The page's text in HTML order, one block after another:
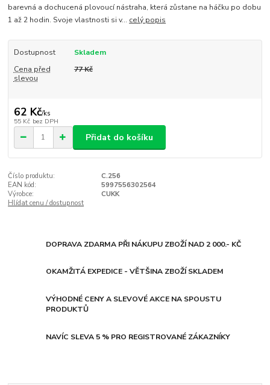
barevná a dochucená plovoucí nástraha, která zůstane na háčku po dobu
1 až 2 hodin. Svoje vlastnosti si v... celý popis
Dostupnost
Skladem
Cena před
slevou
77 Kč
62 Kč/ks
55 Kč bez DPH
Přidat do košíku
Číslo produktu:
C.256
EAN kód:
5997556302564
Výrobce:
CUKK
Hlídat cenu / dostupnost
DOPRAVA ZDARMA PŘI NÁKUPU ZBOŽÍ NAD 2 000.- KČ
OKAMŽITÁ EXPEDICE - VĚTŠINA ZBOŽÍ SKLADEM
VÝHODNÉ CENY A SLEVOVÉ AKCE NA SPOUSTU
PRODUKTŮ
NAVÍC SLEVA 5 % PRO REGISTROVANÉ ZÁKAZNÍKY